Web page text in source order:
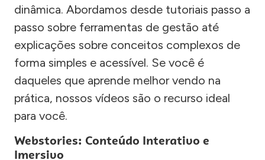
dinâmica. Abordamos desde tutoriais passo a
passo sobre ferramentas de gestão até
explicações sobre conceitos complexos de
forma simples e acessível. Se você é
daqueles que aprende melhor vendo na
prática, nossos vídeos são o recurso ideal
para você.
Webstories: Conteúdo Interativo e
Imersivo